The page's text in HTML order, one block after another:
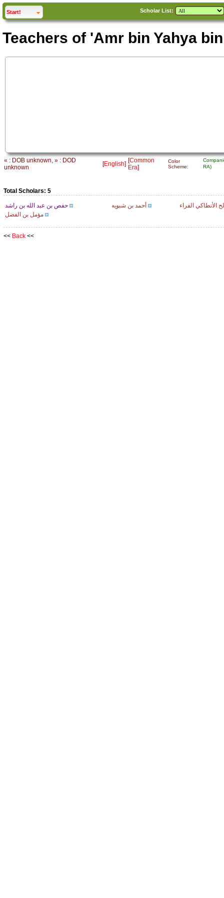
Start! click to Scholar List:
Teachers of 'Amr bin Yahya
« : DOB unknown, » : DOD
unknown
[English] [Common
Era]
Color
Scheme:
RA)
Total Scholars: 5
حفص بن عبد الله بن راشد أحمد بن شبويه
الفراء
مؤمل بن الفضل
<< Back <<